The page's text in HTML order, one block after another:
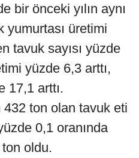
bir önceki yılın aynı
yumurtası üretimi
tavuk sayısı yüzde
yüzde 6,3 arttı,
17,1 arttı.
ton olan tavuk eti
0,1 oranında
oldu.